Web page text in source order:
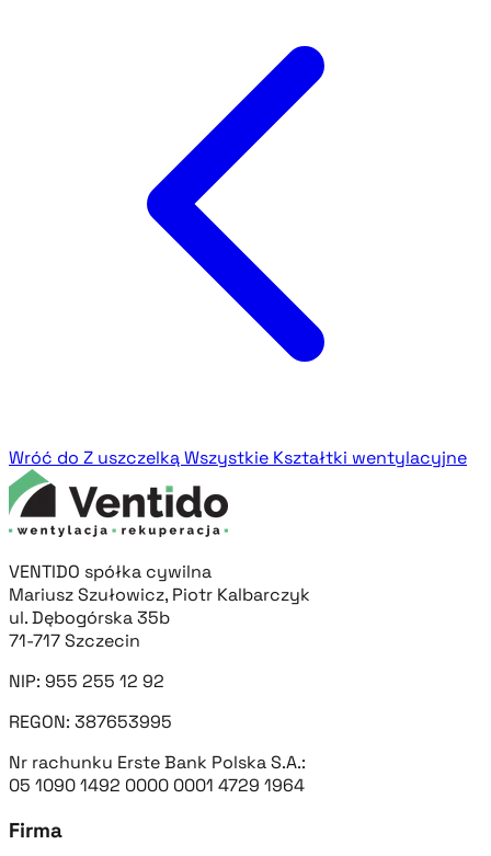
Wróć do Z uszczelkąWszystkie Kształtki wentylacyjne
VENTIDO spółka cywilna
Mariusz Szułowicz, Piotr Kalbarczyk
ul. Dębogórska 35b
71-717 Szczecin
NIP: 955 255 12 92
REGON: 387653995
Nr rachunku Erste Bank Polska S.A.:
05 1090 1492 0000 0001 4729 1964
Firma